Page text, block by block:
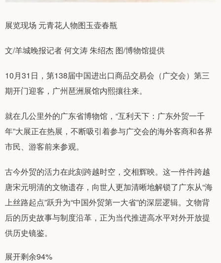
展览现场 元青花人物图玉壶春瓶
文/羊城晚报记者 何文涛 朱绍杰 图/博物馆提供
10月31日，第138届中国进出口商品交易会（广交会）第三
期开门迎客，广州琶洲展馆内熙攘往来。
就在几公里外的广东省博物馆，“互利天下：广东外贸一千
年”大展正在热展，不断吸引着参与广交会的海外客商和各界
市民、游客前来参观。
古今外贸的活力在此刻跨越时空，交相辉映。这一件件跨越
唐宋元明清的文物遗存，向世人更加清晰地解锁了广东从“海
上丝路起点”跃升为“中国外贸第一大省”的深层逻辑。文物背
后的历史故事与制度沿革，正为当代推进高水平对外开放提
供历史镜鉴。
展开剩余94%